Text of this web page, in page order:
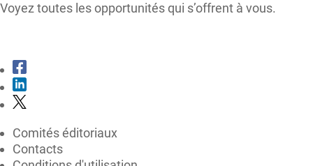
Voyez toutes les opportunités qui s’offrent à vous.
Comités éditoriaux
Contacts